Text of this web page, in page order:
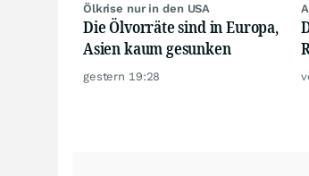
Ölkrise nur in den USA
Die Ölvorräte sind in Europa,
Asien kaum gesunken
gestern 19:28